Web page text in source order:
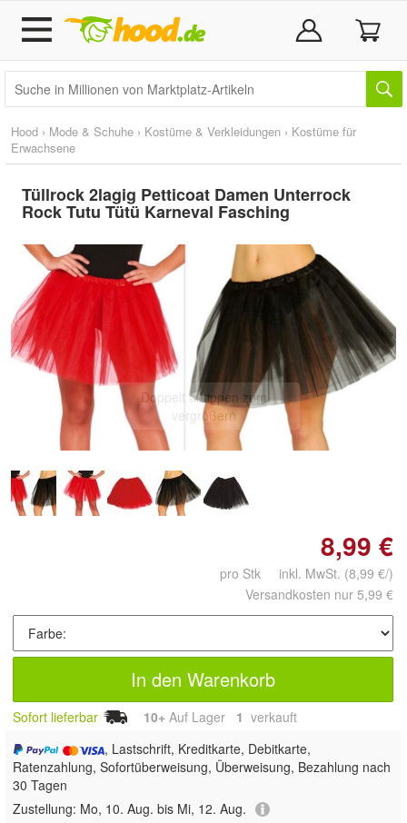
Hood › Mode & Schuhe › Kostüme & Verkleidungen › Kostüme für
Erwachsene
Tüllrock 2lagig Petticoat Damen Unterrock
Rock Tutu Tütü Karneval Fasching
Doppelt antippen zum
vergrößern
8,99 €
pro Stk inkl. MwSt. (8,99 €/)
Versandkosten nur 5,99 €
In den Warenkorb
Sofort lieferbar 10+ Auf Lager 1 verkauft
, Lastschrift, Kreditkarte, Debitkarte,
Ratenzahlung, Sofortüberweisung, Überweisung, Bezahlung nach
30 Tagen
Zustellung: Mo, 10. Aug. bis Mi, 12. Aug.